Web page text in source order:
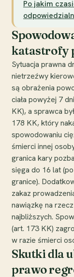
Po jakim
katastrofy
Sytuacja prawna
nietrzeźwy
są obrażenia
ciała powyżej 7
KK), a sprawca
178 KK, który
spowodowaniu
śmierci innej
granica kary
sięga do 16 lat
granice).
zakaz
nawiązkę na
najbliższych.
(art. 173 KK)
w razie śmierci
Skutki dla
prawo